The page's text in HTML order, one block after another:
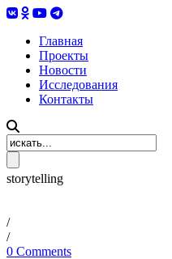
Главная
Проекты
Новости
Исследования
Контакты
storytelling
/
/
0 Comments